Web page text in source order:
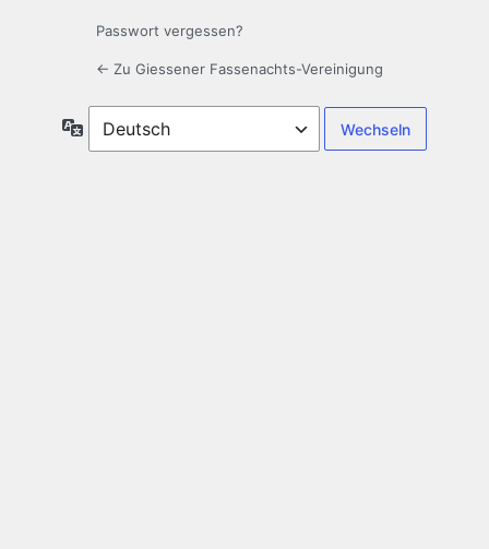
Passwort vergessen?
← Zu Giessener Fassenachts-Vereinigung
Sprache